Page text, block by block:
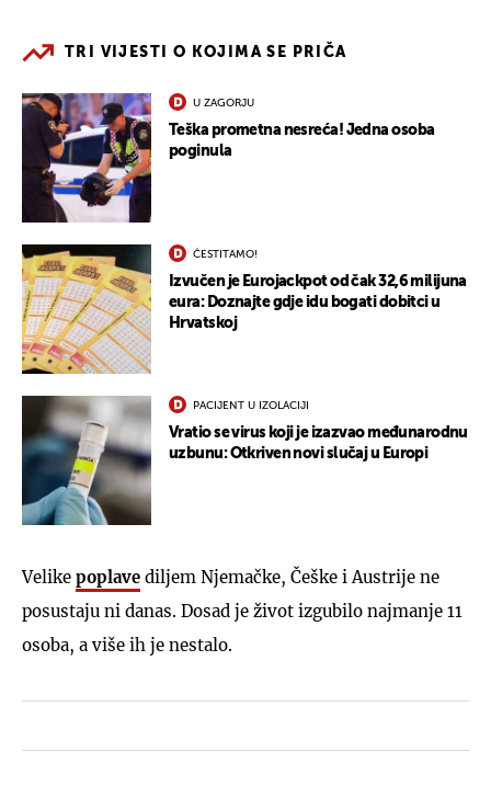
TRI VIJESTI O KOJIMA SE PRIČA
U ZAGORJU
Teška prometna nesreća! Jedna osoba
poginula
ČESTITAMO!
Izvučen je Eurojackpot od čak 32,6 milijuna
eura: Doznajte gdje idu bogati dobitci u
Hrvatskoj
PACIJENT U IZOLACIJI
Vratio se virus koji je izazvao međunarodnu
uzbunu: Otkriven novi slučaj u Europi
Velike poplave diljem Njemačke, Češke i Austrije ne
posustaju ni danas. Dosad je život izgubilo najmanje 11
osoba, a više ih je nestalo.